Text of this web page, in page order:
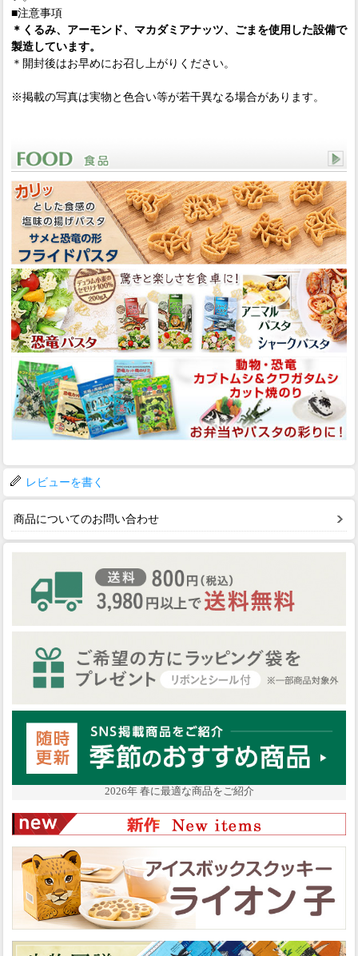
■注意事項
＊くるみ、アーモンド、マカダミアナッツ、ごまを使用した設備で
製造しています。
＊開封後はお早めにお召し上がりください。
※掲載の写真は実物と色合い等が若干異なる場合があります。
レビューを書く
商品についてのお問い合わせ